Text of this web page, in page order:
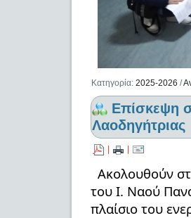
Κατηγορία:2025-2026 /
Επίσκεψη
Λαοδηγήτριας
Ακολουθούν
του Ι. Ναού
πλαίσιο του